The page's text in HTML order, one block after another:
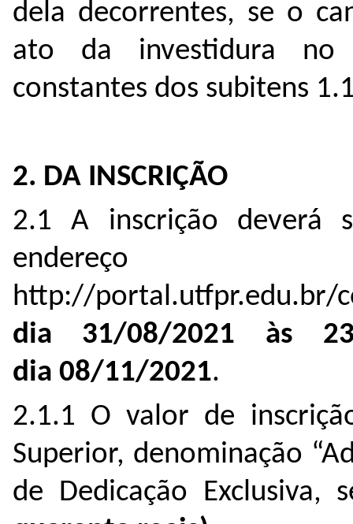
dela decorrentes, se o
ato da investidura no
constantes dos subitens
2. DA INSCRIÇÃO
2.1 A inscrição deverá
http://portal.utfpr.edu.br/
dia 31/08/2021 às
dia 08/11/2021.
2.1.1 O valor de
Superior, denominação
de Dedicação Exclusiva,